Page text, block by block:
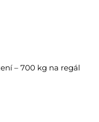
– 700 kg na regál